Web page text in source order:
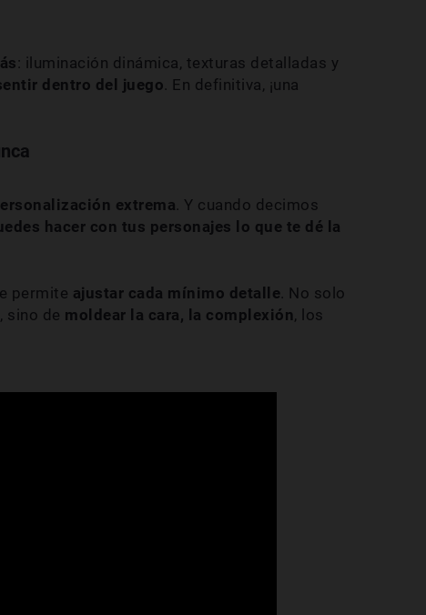
: iluminación dinámica, texturas detalladas y
dentro del juego. En definitiva, ¡una
extrema. Y cuando decimos
hacer con tus personajes lo que te dé la
permite ajustar cada mínimo detalle. No solo
sino de moldear la cara, la complexión, los